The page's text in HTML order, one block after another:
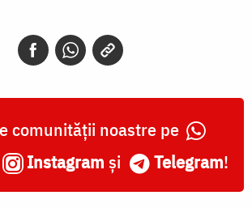
comunității noastre pe
Instagram și Telegram!